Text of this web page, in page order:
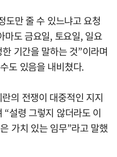
만 줄 수 있느냐고 요청
마도 금요일, 토요일, 일요
기간을 말하는 것”이라며
도 있음을 내비쳤다.
의 전쟁이 대중적인 지지
설령 그렇지 않더라도 이
가치 있는 임무”라고 말했